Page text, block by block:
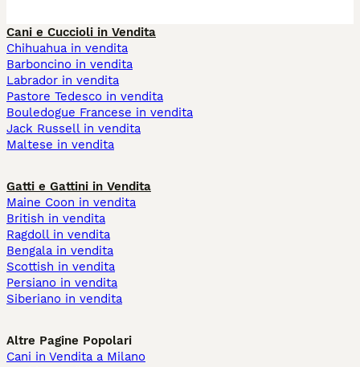
Cani e Cuccioli in Vendita
Chihuahua in vendita
Barboncino in vendita
Labrador in vendita
Pastore Tedesco in vendita
Bouledogue Francese in vendita
Jack Russell in vendita
Maltese in vendita
Gatti e Gattini in Vendita
Maine Coon in vendita
British in vendita
Ragdoll in vendita
Bengala in vendita
Scottish in vendita
Persiano in vendita
Siberiano in vendita
Altre Pagine Popolari
Cani in Vendita a Milano